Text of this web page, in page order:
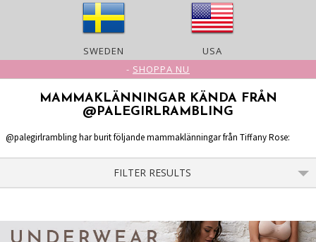
SWEDEN
USA
- SHOPPA NU
MAMMAKLÄNNINGAR KÄNDA FRÅN
@PALEGIRLRAMBLING
@palegirlrambling har burit följande mammaklänningar från Tiffany Rose:
FILTER RESULTS